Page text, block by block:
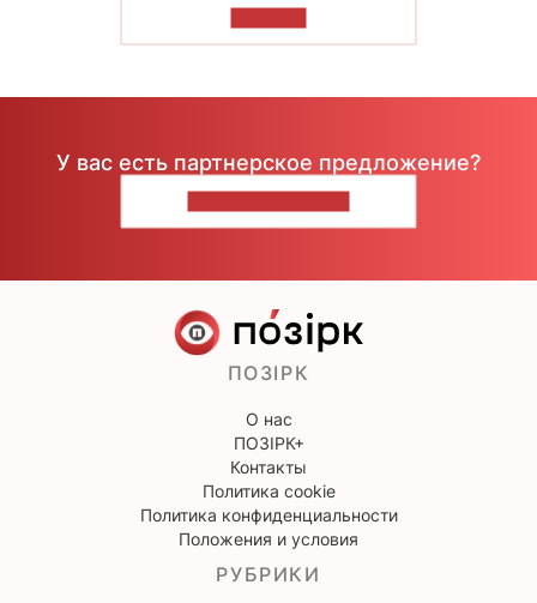
У вас есть партнерское предложение?
ПОЗІРК
О нас
ПОЗІРК+
Контакты
Политика cookie
Политика конфиденциальности
Положения и условия
РУБРИКИ